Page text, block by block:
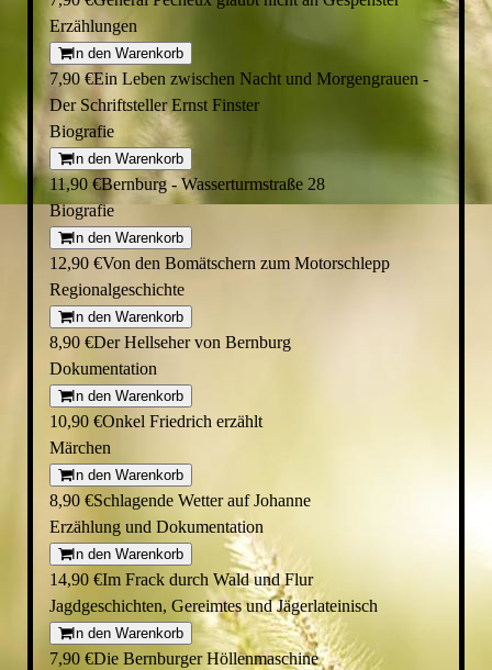
Erzählungen
In den Warenkorb
7,90 €Ein Leben zwischen Nacht und Morgengrauen -
Der Schriftsteller Ernst Finster
Biografie
In den Warenkorb
11,90 €Bernburg - Wasserturmstraße 28
Biografie
In den Warenkorb
12,90 €Von den Bomätschern zum Motorschlepp
Regionalgeschichte
In den Warenkorb
8,90 €Der Hellseher von Bernburg
Dokumentation
In den Warenkorb
10,90 €Onkel Friedrich erzählt
Märchen
In den Warenkorb
8,90 €Schlagende Wetter auf Johanne
Erzählung und Dokumentation
In den Warenkorb
14,90 €Im Frack durch Wald und Flur
Jagdgeschichten, Gereimtes und Jägerlateinisch
In den Warenkorb
7,90 €Die Bernburger Höllenmaschine